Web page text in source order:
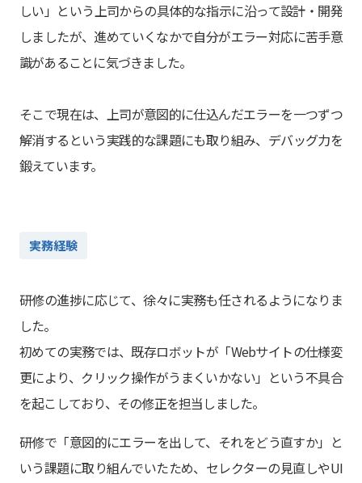
しい」という上司からの具体的な指示に沿って設計・開発
しましたが、進めていくなかで自分がエラー対応に苦手意
識があることに気づきました。
そこで現在は、上司が意図的に仕込んだエラーを一つずつ
解消するという実践的な課題にも取り組み、デバッグ力を
鍛えています。
実務経験
研修の進捗に応じて、徐々に実務も任されるようになりま
した。
初めての実務では、既存ロボットが「Webサイトの仕様変
更により、クリック操作がうまくいかない」という不具合
を起こしており、その修正を担当しました。
研修で「意図的にエラーを出して、それをどう直すか」と
いう課題に取り組んでいたため、セレクターの見直しやUI